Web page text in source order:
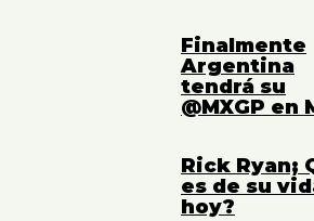
Finalmente
Argentina
tendrá su
@MXGP en
Rick Ryan;
es de su
hoy?